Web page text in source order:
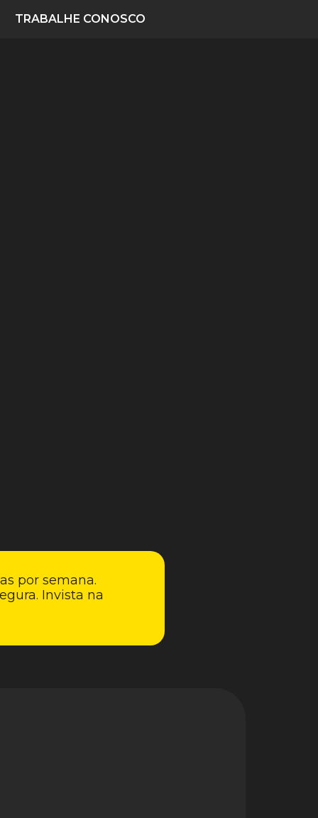
TRABALHE CONOSCO
por semana.
Invista na